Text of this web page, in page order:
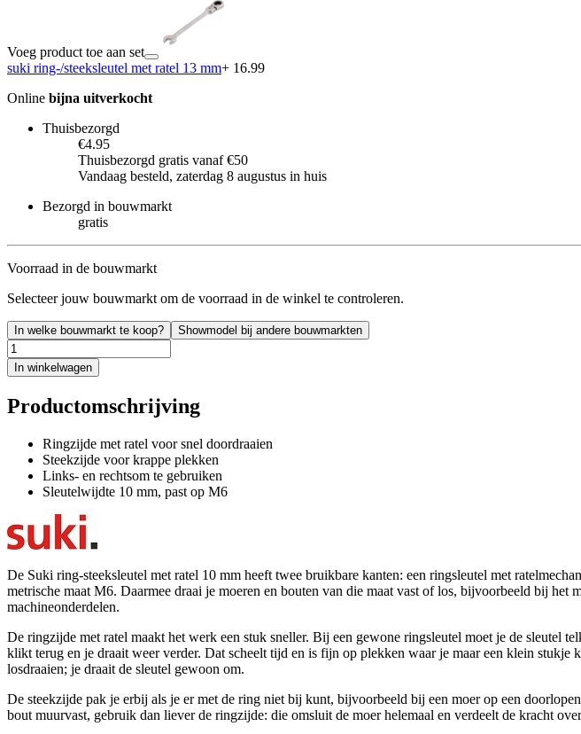
Voeg product toe aan set
suki ring-/steeksleutel met ratel 13 mm+ 16.99
Online bijna uitverkocht
Thuisbezorgd
€4.95
Thuisbezorgd gratis vanaf €50
Vandaag besteld, zaterdag 8 augustus in huis
Bezorgd in bouwmarkt
gratis
Voorraad in de bouwmarkt
Selecteer jouw bouwmarkt om de voorraad in de winkel te controleren.
In welke bouwmarkt te koop? Showmodel bij andere bouwmarkten
In winkelwagen
Productomschrijving
Ringzijde met ratel voor snel doordraaien
Steekzijde voor krappe plekken
Links- en rechtsom te gebruiken
Sleutelwijdte 10 mm, past op M6
De Suki ring-steeksleutel met ratel 10 mm heeft twee bruikbare kanten: een ringsleutel met
metrische maat M6. Daarmee draai je moeren en bouten van die maat vast of los, bijvoorbeeld bij
machineonderdelen.
De ringzijde met ratel maakt het werk een stuk sneller. Bij een gewone ringsleutel moet je de sleutel
klikt terug en je draait weer verder. Dat scheelt tijd en is fijn op plekken waar je maar een klein
losdraaien; je draait de sleutel gewoon om.
De steekzijde pak je erbij als je er met de ring niet bij kunt, bijvoorbeeld bij een moer op een
bout muurvast, gebruik dan liever de ringzijde: die omsluit de moer helemaal en verdeelt de kracht